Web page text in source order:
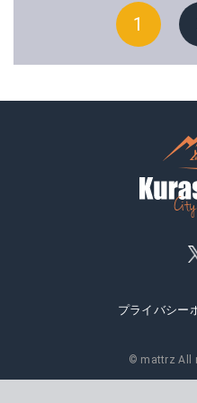
1
プライバシー
© mattrz All